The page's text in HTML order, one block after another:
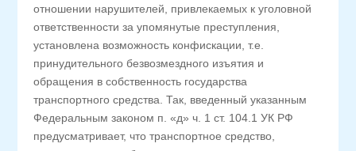
отношении нарушителей, привлекаемых к уголовной
ответственности за упомянутые преступления,
установлена возможность конфискации, т.е.
принудительного безвозмездного изъятия и
обращения в собственность государства
транспортного средства. Так, введенный указанным
Федеральным законом п. «д» ч. 1 ст. 104.1 УК РФ
предусматривает, что транспортное средство,